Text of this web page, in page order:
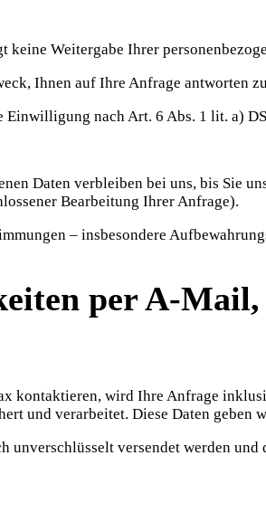
Weitergabe Ihrer
Ihnen auf Ihre Anfrage antworten
nach Art. 6 Abs. 1 lit. a)
Daten verbleiben bei uns, bis Sie
Bearbeitung Ihrer Anfrage).
– insbesondere
per A-Mail,
kontaktieren, wird Ihre Anfrage
und verarbeitet. Diese Daten
unverschlüsselt versendet werden